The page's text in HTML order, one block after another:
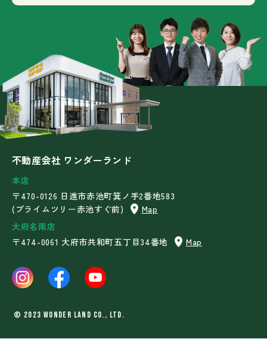
不動産会社 ワンダーランド
本店
〒470-0126 日進市赤池町箕ノ手2番地583
(プライムツリー赤池すぐ前)
Map
大府名南店
〒474-0061 大府市共和町五丁目34番地
Map
©︎ 2023 WONDER LAND Co., Ltd.